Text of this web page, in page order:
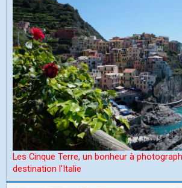
Les Cinque Terre, un bonheur à
destination l'Italie